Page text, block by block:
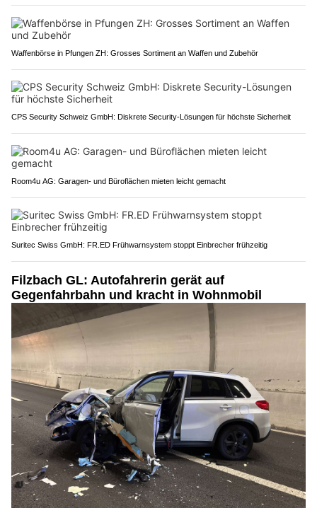
Waffenbörse in Pfungen ZH: Grosses Sortiment an Waffen und Zubehör
CPS Security Schweiz GmbH: Diskrete Security-Lösungen für höchste Sicherheit
Room4u AG: Garagen- und Büroflächen mieten leicht gemacht
Suritec Swiss GmbH: FR.ED Frühwarnsystem stoppt Einbrecher frühzeitig
Filzbach GL: Autofahrerin gerät auf
Gegenfahrbahn und kracht in Wohnmobil